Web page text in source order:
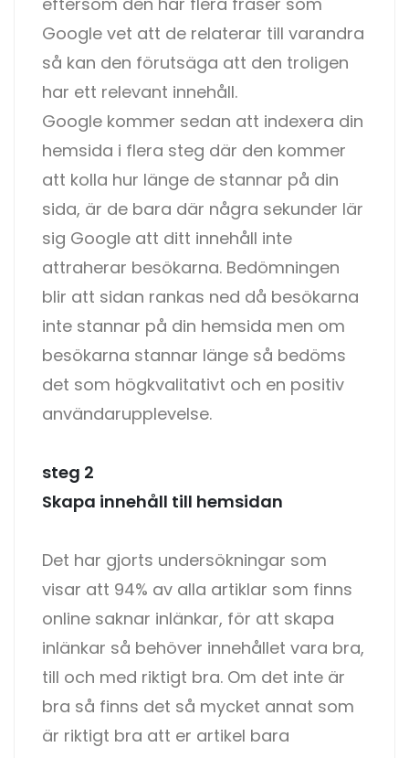
Google vet att de relaterar till varandra
så kan den förutsäga att den troligen
har ett relevant innehåll.
Google kommer sedan att indexera din
hemsida i flera steg där den kommer
att kolla hur länge de stannar på din
sida, är de bara där några sekunder lär
sig Google att ditt innehåll inte
attraherar besökarna. Bedömningen
blir att sidan rankas ned då besökarna
inte stannar på din hemsida men om
besökarna stannar länge så bedöms
det som högkvalitativt och en positiv
användarupplevelse.
steg 2
Skapa innehåll till hemsidan
Det har gjorts undersökningar som
visar att 94% av alla artiklar som finns
online saknar inlänkar, för att skapa
inlänkar så behöver innehållet vara bra,
till och med riktigt bra. Om det inte är
bra så finns det så mycket annat som
är riktigt bra att er artikel bara